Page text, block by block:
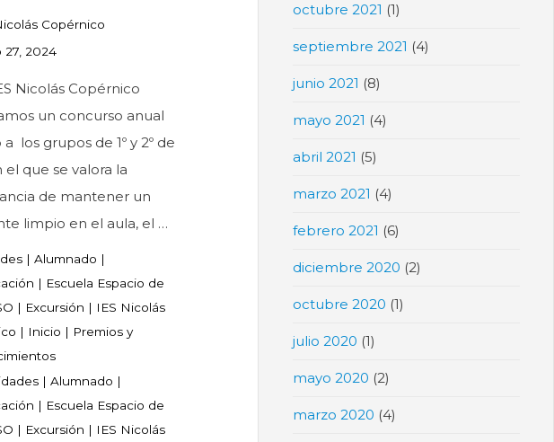
Copérnico
27, 2024
Nicolás Copérnico
un concurso anual
a los grupos de 1º y 2º de
el que se valora la
de mantener un
limpio en el aula, el …
| Alumnado |
| Escuela Espacio de
| Excursión | IES Nicolás
| Inicio | Premios y
| Alumnado |
| Escuela Espacio de
| Excursión | IES Nicolás
octubre 2021 (1)
septiembre 2021 (4)
junio 2021 (8)
mayo 2021 (4)
abril 2021 (5)
marzo 2021 (4)
febrero 2021 (6)
diciembre 2020 (2)
octubre 2020 (1)
julio 2020 (1)
mayo 2020 (2)
marzo 2020 (4)